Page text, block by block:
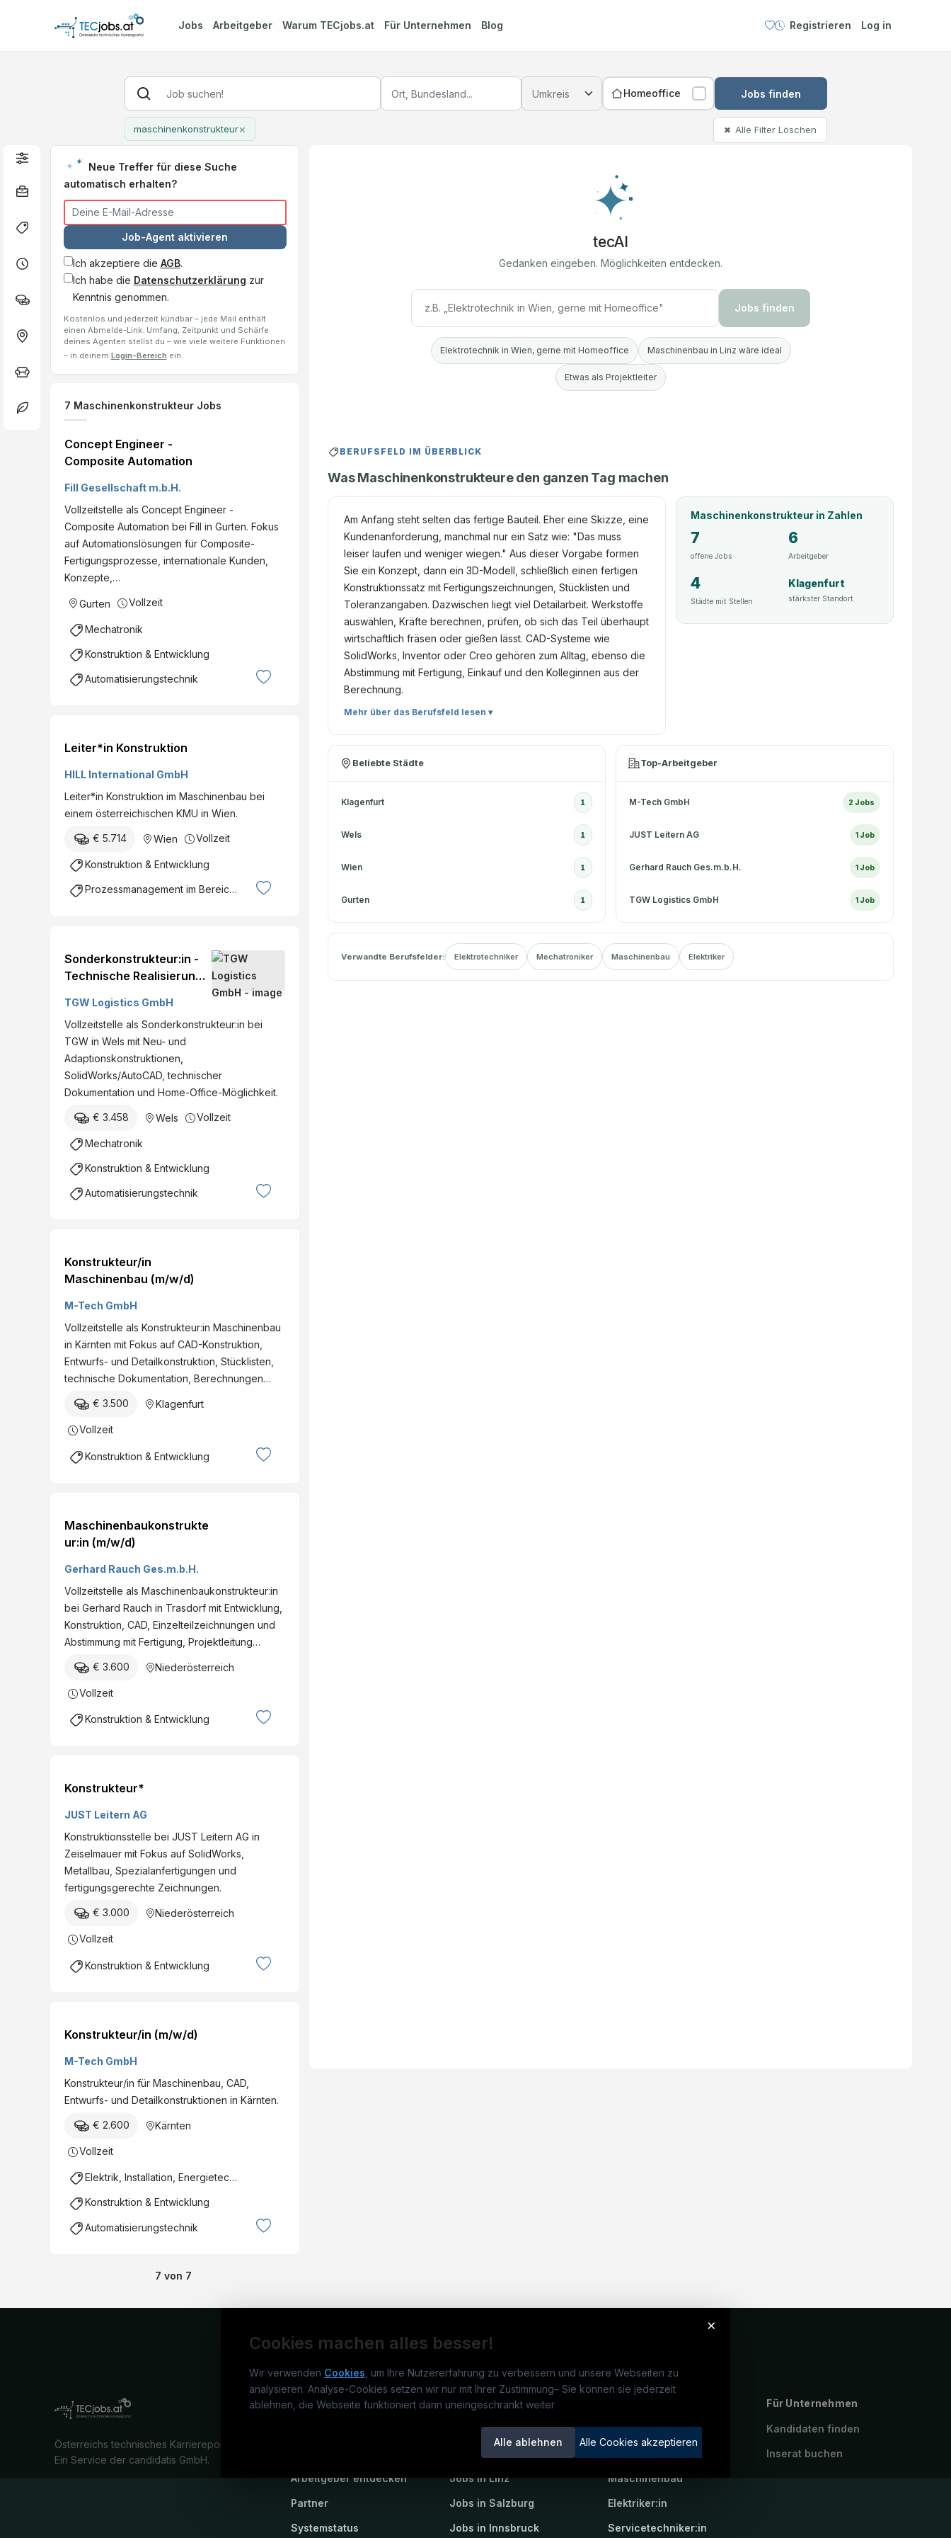
Jobs Arbeitgeber Warum TECjobs.at Für Unternehmen Blog Registrieren Log in
Homeoffice Jobs finden
maschinenkonstrukteur× ✖ Alle Filter Löschen
Neue Treffer für diese Suche
automatisch erhalten?
Job-Agent aktivieren
Ich akzeptiere die AGB.
Ich habe die Datenschutzerklärung zur
Kenntnis genommen.
Kostenlos und jederzeit kündbar – jede Mail enthält
einen Abmelde-Link. Umfang, Zeitpunkt und Schärfe
deines Agenten stellst du – wie viele weitere Funktionen
– in deinem Login-Bereich ein.
7 Maschinenkonstrukteur Jobs
Concept Engineer -
Composite Automation
Fill Gesellschaft m.b.H.
Vollzeitstelle als Concept Engineer -
Composite Automation bei Fill in Gurten. Fokus
auf Automationslösungen für Composite-
Fertigungsprozesse, internationale Kunden,
Konzepte,…
Gurten Vollzeit
Mechatronik
Konstruktion & Entwicklung
Automatisierungstechnik
Leiter*in Konstruktion
HILL International GmbH
Leiter*in Konstruktion im Maschinenbau bei
einem österreichischen KMU in Wien.
€ 5.714 Wien Vollzeit
Konstruktion & Entwicklung
Prozessmanagement im Bereich Ingenieurswesen
Sonderkonstrukteur:in -
Technische Realisierung
TGW Logistics GmbH
Vollzeitstelle als Sonderkonstrukteur:in bei
TGW in Wels mit Neu- und
Adaptionskonstruktionen,
SolidWorks/AutoCAD, technischer
Dokumentation und Home-Office-Möglichkeit.
€ 3.458 Wels Vollzeit
Mechatronik
Konstruktion & Entwicklung
Automatisierungstechnik
Konstrukteur/in
Maschinenbau (m/w/d)
M-Tech GmbH
Vollzeitstelle als Konstrukteur:in Maschinenbau
in Kärnten mit Fokus auf CAD-Konstruktion,
Entwurfs- und Detailkonstruktion, Stücklisten,
technische Dokumentation, Berechnungen…
€ 3.500 Klagenfurt
Vollzeit
Konstruktion & Entwicklung
Maschinenbaukonstrukte
ur:in (m/w/d)
Gerhard Rauch Ges.m.b.H.
Vollzeitstelle als Maschinenbaukonstrukteur:in
bei Gerhard Rauch in Trasdorf mit Entwicklung,
Konstruktion, CAD, Einzelteilzeichnungen und
Abstimmung mit Fertigung, Projektleitung…
€ 3.600 Niederösterreich
Vollzeit
Konstruktion & Entwicklung
Konstrukteur*
JUST Leitern AG
Konstruktionsstelle bei JUST Leitern AG in
Zeiselmauer mit Fokus auf SolidWorks,
Metallbau, Spezialanfertigungen und
fertigungsgerechte Zeichnungen.
€ 3.000 Niederösterreich
Vollzeit
Konstruktion & Entwicklung
Konstrukteur/in (m/w/d)
M-Tech GmbH
Konstrukteur/in für Maschinenbau, CAD,
Entwurfs- und Detailkonstruktionen in Kärnten.
€ 2.600 Kärnten
Vollzeit
Elektrik, Installation, Energietechnik
Konstruktion & Entwicklung
Automatisierungstechnik
7 von 7
tecAI
Gedanken eingeben. Möglichkeiten entdecken.
Jobs finden
Elektrotechnik in Wien, gerne mit Homeoffice Maschinenbau in Linz wäre ideal
Etwas als Projektleiter
BERUFSFELD IM ÜBERBLICK
Was Maschinenkonstrukteure den ganzen Tag machen
Am Anfang steht selten das fertige Bauteil. Eher eine Skizze, eine
Kundenanforderung, manchmal nur ein Satz wie: "Das muss
leiser laufen und weniger wiegen." Aus dieser Vorgabe formen
Sie ein Konzept, dann ein 3D-Modell, schließlich einen fertigen
Konstruktionssatz mit Fertigungszeichnungen, Stücklisten und
Toleranzangaben. Dazwischen liegt viel Detailarbeit. Werkstoffe
auswählen, Kräfte berechnen, prüfen, ob sich das Teil überhaupt
wirtschaftlich fräsen oder gießen lässt. CAD-Systeme wie
SolidWorks, Inventor oder Creo gehören zum Alltag, ebenso die
Abstimmung mit Fertigung, Einkauf und den Kolleginnen aus der
Berechnung.
Mehr über das Berufsfeld lesen ▾
Maschinenkonstrukteurin Zahlen
7
offene Jobs
6
Arbeitgeber
4
Städte mit Stellen
Klagenfurt
stärkster Standort
Beliebte Städte
Klagenfurt 1
Wels 1
Wien 1
Gurten 1
Top-Arbeitgeber
M-Tech GmbH 2 Jobs
JUST Leitern AG 1 Job
Gerhard Rauch Ges.m.b.H. 1 Job
TGW Logistics GmbH 1 Job
Verwandte Berufsfelder: Elektrotechniker Mechatroniker Maschinenbau Elektriker
×
Cookies machen alles besser!
Wir verwenden Cookies , um Ihre Nutzererfahrung zu verbessern und unsere Webseiten zu
analysieren. Analyse-Cookies setzen wir nur mit Ihrer Zustimmung– Sie können sie jederzeit
ablehnen, die Webseite funktioniert dann uneingeschränkt weiter
Alle ablehnen Alle Cookies akzeptieren
Österreichs technisches Karriereportal.
Ein Service der candidatis GmbH.
TECjobs.at
Arbeitgeber entdecken
Partner
Systemstatus
Jobs
Jobs in Wien
Jobs in Linz
Jobs in Salzburg
Jobs in Innsbruck
Elektrotechniker:in
Maschinenbau
Elektriker:in
Servicetechniker:in
Für Unternehmen
Kandidaten finden
Inserat buchen